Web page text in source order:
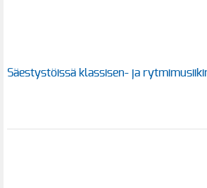
Säestystöissä klassisen- ja